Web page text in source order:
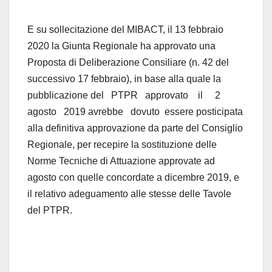
E su sollecitazione del MIBACT, il 13 febbraio
2020 la Giunta Regionale ha approvato una
Proposta di Deliberazione Consiliare (n. 42 del
successivo 17 febbraio), in base alla quale la
pubblicazione del PTPR approvato il 2
agosto 2019 avrebbe dovuto essere posticipata
alla definitiva approvazione da parte del Consiglio
Regionale, per recepire la sostituzione delle
Norme Tecniche di Attuazione approvate ad
agosto con quelle concordate a dicembre 2019, e
il relativo adeguamento alle stesse delle Tavole
del PTPR.